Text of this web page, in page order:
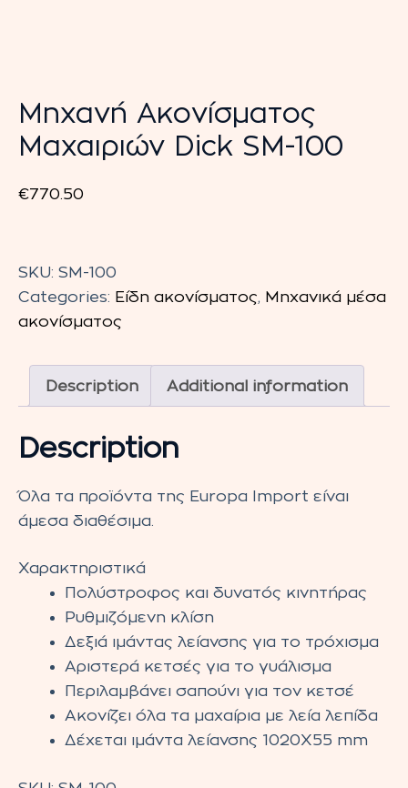
Μηχανή Ακονίσματος
Μαχαιριών Dick SM-100
€770.50
Ακονίσματος
Μαχαιριών
100
quantity
SKU: SM-100
Categories: Είδη ακονίσματος, Μηχανικά μέσα
ακονίσματος
Description Additional information
Description
Όλα τα προϊόντα της Europa Import είναι
άμεσα διαθέσιμα.
Χαρακτηριστικά
Πολύστροφος και δυνατός κινητήρας
Ρυθμιζόμενη κλίση
Δεξιά ιμάντας λείανσης για το τρόχισμα
Αριστερά κετσές για το γυάλισμα
Περιλαμβάνει σαπούνι για τον κετσέ
Ακονίζει όλα τα μαχαίρια με λεία λεπίδα
Δέχεται ιμάντα λείανσης 1020Χ55 mm